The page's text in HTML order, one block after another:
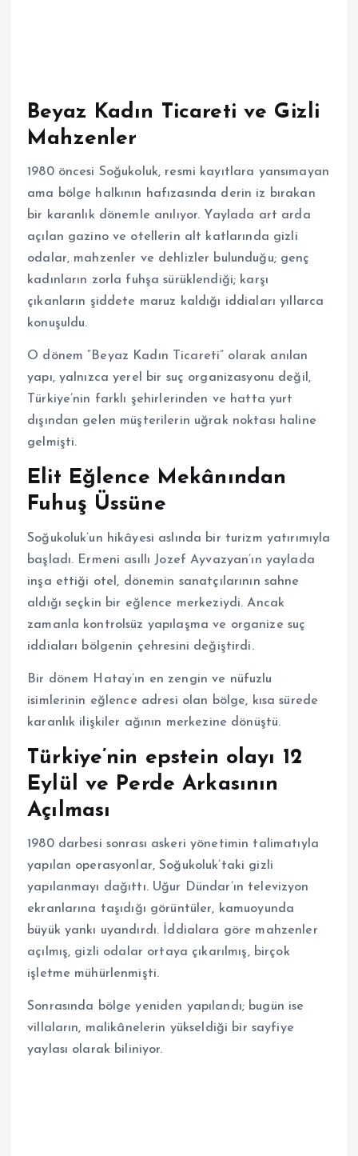
Beyaz Kadın Ticareti ve Gizli
Mahzenler
1980 öncesi Soğukoluk, resmi kayıtlara yansımayan
ama bölge halkının hafızasında derin iz bırakan
bir karanlık dönemle anılıyor. Yaylada art arda
açılan gazino ve otellerin alt katlarında gizli
odalar, mahzenler ve dehlizler bulunduğu; genç
kadınların zorla fuhşa sürüklendiği; karşı
çıkanların şiddete maruz kaldığı iddiaları yıllarca
konuşuldu.
O dönem “Beyaz Kadın Ticareti” olarak anılan
yapı, yalnızca yerel bir suç organizasyonu değil,
Türkiye’nin farklı şehirlerinden ve hatta yurt
dışından gelen müşterilerin uğrak noktası haline
gelmişti.
Elit Eğlence Mekânından
Fuhuş Üssüne
Soğukoluk’un hikâyesi aslında bir turizm yatırımıyla
başladı. Ermeni asıllı Jozef Ayvazyan’ın yaylada
inşa ettiği otel, dönemin sanatçılarının sahne
aldığı seçkin bir eğlence merkeziydi. Ancak
zamanla kontrolsüz yapılaşma ve organize suç
iddiaları bölgenin çehresini değiştirdi.
Bir dönem Hatay’ın en zengin ve nüfuzlu
isimlerinin eğlence adresi olan bölge, kısa sürede
karanlık ilişkiler ağının merkezine dönüştü.
Türkiye’nin epstein olayı 12
Eylül ve Perde Arkasının
Açılması
1980 darbesi sonrası askeri yönetimin talimatıyla
yapılan operasyonlar, Soğukoluk’taki gizli
yapılanmayı dağıttı. Uğur Dündar’ın televizyon
ekranlarına taşıdığı görüntüler, kamuoyunda
büyük yankı uyandırdı. İddialara göre mahzenler
açılmış, gizli odalar ortaya çıkarılmış, birçok
işletme mühürlenmişti.
Sonrasında bölge yeniden yapılandı; bugün ise
villaların, malikânelerin yükseldiği bir sayfiye
yaylası olarak biliniyor.